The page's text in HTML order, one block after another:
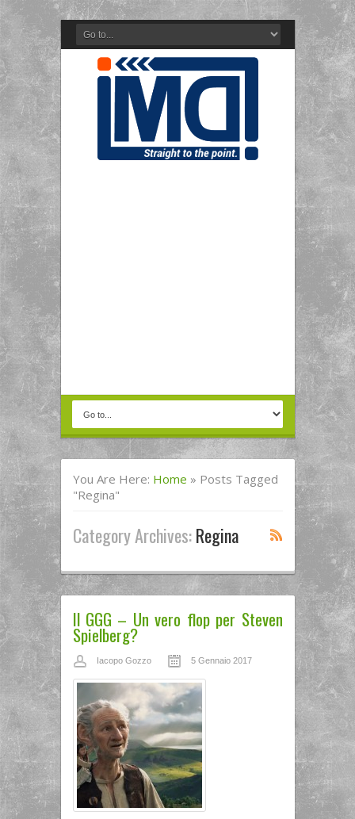
You Are Here: Home » Posts Tagged
"regina"
Category Archives:Regina
Il GGG – Un vero flop per Steven
Spielberg?
Iacopo Gozzo 5 Gennaio 2017